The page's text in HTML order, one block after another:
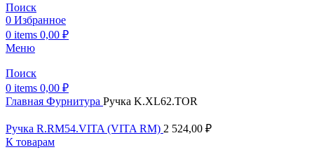
Поиск
0 Избранное
0 items 0,00 ₽
Меню
Поиск
0 items 0,00 ₽
Главная Фурнитура Ручка K.XL62.TOR
Ручка R.RM54.VITA (VITA RM) 2 524,00 ₽
К товарам